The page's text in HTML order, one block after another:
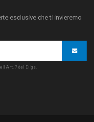
esclusive che ti invieremo
7 del D.lgs.